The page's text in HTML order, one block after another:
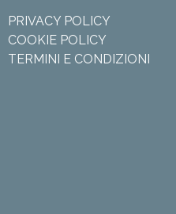
PRIVACY POLICY
COOKIE POLICY
TERMINI E CONDIZIONI